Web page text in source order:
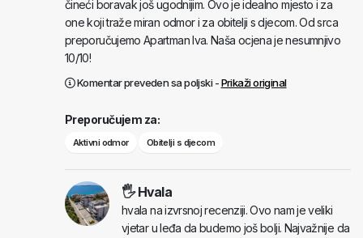
čineći boravak još ugodnijim. Ovo je idealno mjesto i za
one koji traže miran odmor i za obitelji s djecom. Od srca
preporučujemo Apartman Iva. Naša ocjena je nesumnjivo
10/10!
Komentar preveden sa poljski -Prikaži original
Preporučujem za:
Aktivni odmor Obitelji s djecom
🖐 Hvala
hvala na izvrsnoj recenziji. Ovo nam je veliki
vjetar u leđa da budemo još bolji. Najvažnije da